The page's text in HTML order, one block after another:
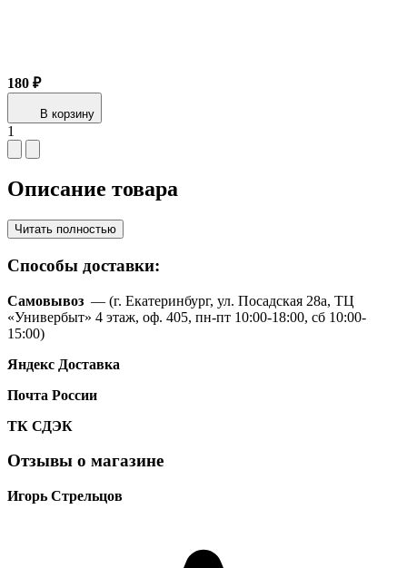
180 ₽
В корзину
1
Описание товара
Читать полностью
Способы доставки:
Самовывоз — (г. Екатеринбург, ул. Посадская 28а, ТЦ
«Универбыт» 4 этаж, оф. 405, пн-пт 10:00-18:00, сб 10:00-
15:00)
Яндекс Доставка
Почта России
ТК СДЭК
Отзывы о магазине
Игорь Стрельцов